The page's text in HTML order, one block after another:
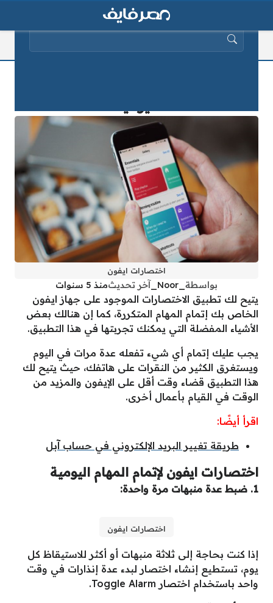
اختصارات ايفون
بواسطة آخر تحديثمنذ 5 سنوات
يتيح لك تطبيق الاختصارات الموجود على جهاز ايفون
الخاص بك إتمام المهام المتكررة، كما إن هنالك بعض
الأشياء المفضلة التي يمكنك تجربتها في هذا التطبيق.
يجب عليك إتمام أي شيء تفعله عدة مرات في اليوم
ويستغرق الكثير من النقرات على هاتفك، حيث يتيح لك
هذا التطبيق قضاء وقت أقل على الإيفون والمزيد من
الوقت في القيام بأعمال أخرى.
اقرأ أيضًا:
طريقة تغيير البريد الإلكتروني في حساب آبل
اختصارات ايفون لإتمام المهام اليومية
1. ضبط عدة منبهات مرة واحدة:
اختصارات ايفون
إذا كنت بحاجة إلى ثلاثة منبهات أو أكثر للاستيقاظ كل
يوم، تستطيع إنشاء اختصار لبدء عدة إنذارات في وقت
واحد باستخدام اختصار Toggle Alarm.
البحث عن: